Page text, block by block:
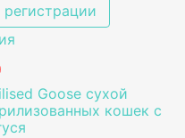
регистрации
Goose сухой
кошек с